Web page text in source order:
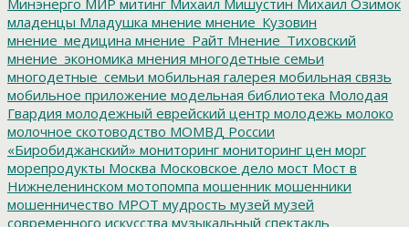
младенцы Младушка мнение мнение_Кузовин
мнение_медицина мнение_Райт Мнение_Тиховский
мнение_экономика мнения многодетные семьи
многодетные_семьи мобильная галерея мобильная связь
мобильное приложение модельная библиотека Молодая
Гвардия молодежный еврейский центр молодежь молоко
молочное скотоводство МОМВД России
«Биробиджанский» мониторинг мониторинг цен морг
морепродукты Москва Московское дело мост Мост в
Нижнеленинском мотопомпа мошенник мошенники
мошенничество МРОТ мудрость музей музей
современного искусства музыкальный спектакль